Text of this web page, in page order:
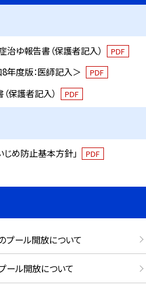
ゆ報告書（保護者記入） PDF
年度版：医師記入＞ PDF
保護者記入） PDF
め防止基本方針」 PDF
のプール開放について
プール開放について